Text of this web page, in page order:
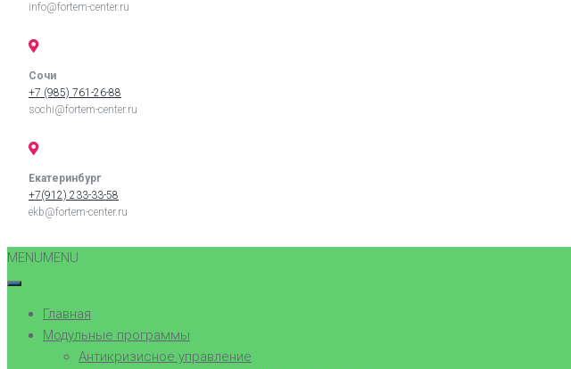
info@fortem-center.ru
Сочи
+7 (985) 761-26-88
sochi@fortem-center.ru
Екатеринбург
+7(912) 233-33-58
ekb@fortem-center.ru
MENUMENU
Главная
Модульные программы
Антикризисное управление